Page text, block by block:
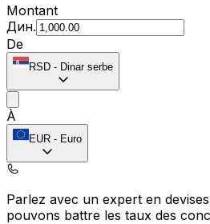
Montant
Дин.
De
RSD - Dinar serbe
À
EUR - Euro
Parlez avec un expert en
pouvons battre les taux des